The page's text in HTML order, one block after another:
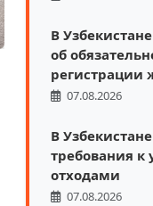
В
об
регистрации
07.08.2026
В
требования
отходами
07.08.2026